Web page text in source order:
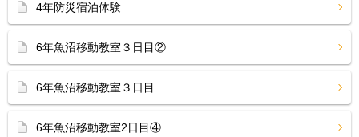
4年防災宿泊体験
6年魚沼移動教室３日目②
6年魚沼移動教室３日目
6年魚沼移動教室2日目④